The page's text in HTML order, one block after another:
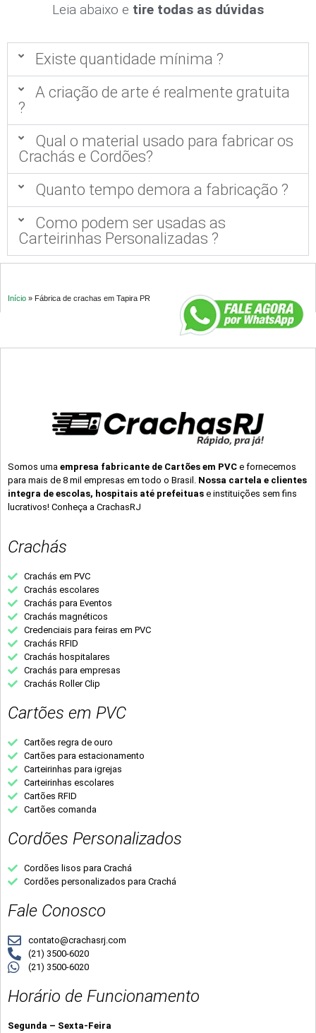
Leia abaixo e tire todas as dúvidas
Existe quantidade mínima ?
A criação de arte é realmente gratuita
?
Qual o material usado para fabricar os
Crachás e Cordões?
Quanto tempo demora a fabricação ?
Como podem ser usadas as
Carteirinhas Personalizadas ?
Início » Fábrica de crachas em Tapira PR
Somos uma empresa fabricante de Cartões em PVC e fornecemos
para mais de 8 mil empresas em todo o Brasil. Nossa cartela e clientes
integra de escolas, hospitais até prefeituas e instituições sem fins
lucrativos! Conheça a CrachasRJ
Crachás
Crachás em PVC
Crachás escolares
Crachás para Eventos
Crachás magnéticos
Credenciais para feiras em PVC
Crachás RFID
Crachás hospitalares
Crachás para empresas
Crachás Roller Clip
Cartões em PVC
Cartões regra de ouro
Cartões para estacionamento
Carteirinhas para igrejas
Carteirinhas escolares
Cartões RFID
Cartões comanda
Cordões Personalizados
Cordões lisos para Crachá
Cordões personalizados para Crachá
Fale Conosco
contato@crachasrj.com
(21) 3500-6020
(21) 3500-6020
Horário de Funcionamento
Segunda – Sexta-Feira